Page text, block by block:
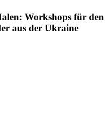
Workshops für den
aus der Ukraine